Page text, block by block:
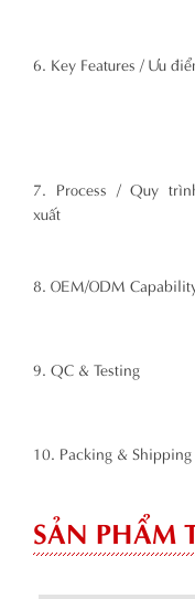
6. Key Features / Ưu
7. Process / Quy
xuất
8. OEM/ODM
9. QC & Testing
10. Packing & Shipping
SẢN PHẨM